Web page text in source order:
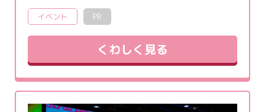
イベント PR
くわしく見る